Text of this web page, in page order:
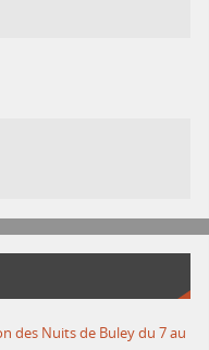
des Nuits de Buley du 7 au